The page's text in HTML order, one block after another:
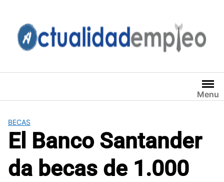
contenido
Menu
BECAS
El Banco Santander
da becas de 1.000